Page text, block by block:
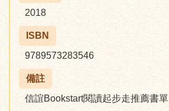
2018
ISBN
9789573283546
備註
信誼Bookstart閱讀起步走推薦書單